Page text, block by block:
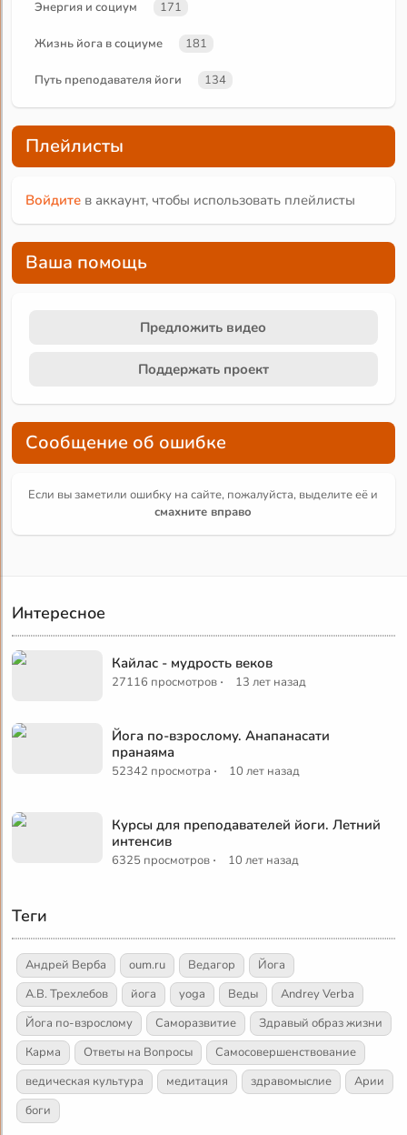
Энергия и социум 171
Жизнь йога в социуме 181
Путь преподавателя йоги 134
Плейлисты
Войдите в аккаунт, чтобы использовать плейлисты
Ваша помощь
Предложить видео
Поддержать проект
Сообщение об ошибке
Если вы заметили ошибку на сайте, пожалуйста, выделите её и
смахните вправо
Интересное
Кайлас - мудрость веков
27116 просмотров · 13 лет назад
Йога по-взрослому. Анапанасати
пранаяма
52342 просмотра · 10 лет назад
Курсы для преподавателей йоги. Летний
интенсив
6325 просмотров · 10 лет назад
Теги
Андрей Верба oum.ru Ведагор
Йога
А.В. Трехлебов
йога yoga Веды
Andrey Verba
Йога по-взрослому
Саморазвитие
Здравый образ жизни
Карма
Ответы на Вопросы
Самосовершенствование
ведическая культура
медитация здравомыслие
Арии
боги